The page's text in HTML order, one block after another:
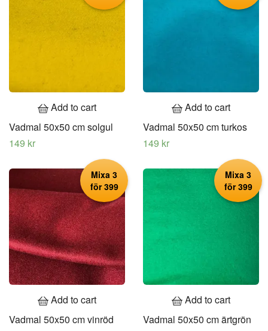
Add to cart
Vadmal 50x50 cm solgul
149 kr
Add to cart
Vadmal 50x50 cm turkos
149 kr
Mixa 3
för 399
Add to cart
Vadmal 50x50 cm vinröd
Mixa 3
för 399
Add to cart
Vadmal 50x50 cm ärtgrön